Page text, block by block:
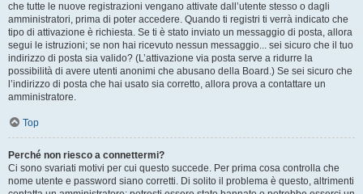
che tutte le nuove registrazioni vengano attivate dall’utente stesso o dagli
amministratori, prima di poter accedere. Quando ti registri ti verrà indicato che
tipo di attivazione è richiesta. Se ti è stato inviato un messaggio di posta, allora
segui le istruzioni; se non hai ricevuto nessun messaggio... sei sicuro che il tuo
indirizzo di posta sia valido? (L’attivazione via posta serve a ridurre la
possibilità di avere utenti anonimi che abusano della Board.) Se sei sicuro che
l’indirizzo di posta che hai usato sia corretto, allora prova a contattare un
amministratore.
Top
Perché non riesco a connettermi?
Ci sono svariati motivi per cui questo succede. Per prima cosa controlla che
nome utente e password siano corretti. Di solito il problema è questo, altrimenti